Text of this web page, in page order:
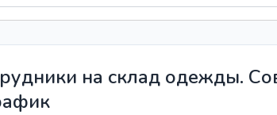
на склад одежды.